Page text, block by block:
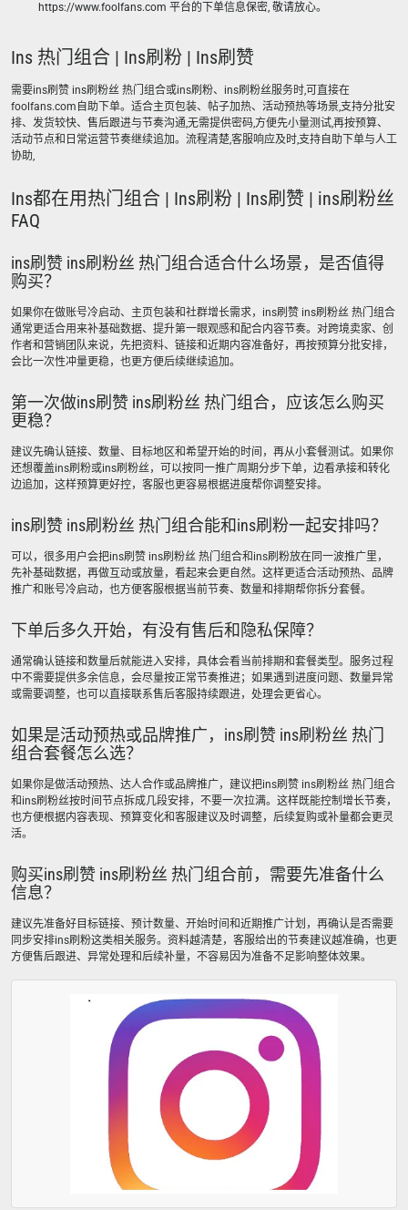
https://www.foolfans.com 平台的下单信息保密, 敬请放心。
Ins 热门组合 | Ins刷粉 | Ins刷赞
需要ins刷赞 ins刷粉丝 热门组合或ins刷粉、ins刷粉丝服务时,可直接在
foolfans.com自助下单。适合主页包装、帖子加热、活动预热等场景,支持分批安
排、发货较快、售后跟进与节奏沟通,无需提供密码,方便先小量测试,再按预算、
活动节点和日常运营节奏继续追加。流程清楚,客服响应及时,支持自助下单与人工
协助,
Ins都在用热门组合 | Ins刷粉 | Ins刷赞 | ins刷粉丝
FAQ
ins刷赞 ins刷粉丝 热门组合适合什么场景，是否值得
购买？
如果你在做账号冷启动、主页包装和社群增长需求，ins刷赞 ins刷粉丝 热门组合
通常更适合用来补基础数据、提升第一眼观感和配合内容节奏。对跨境卖家、创
作者和营销团队来说，先把资料、链接和近期内容准备好，再按预算分批安排，
会比一次性冲量更稳，也更方便后续继续追加。
第一次做ins刷赞 ins刷粉丝 热门组合，应该怎么购买
更稳？
建议先确认链接、数量、目标地区和希望开始的时间，再从小套餐测试。如果你
还想覆盖ins刷粉或ins刷粉丝，可以按同一推广周期分步下单，边看承接和转化
边追加，这样预算更好控，客服也更容易根据进度帮你调整安排。
ins刷赞 ins刷粉丝 热门组合能和ins刷粉一起安排吗？
可以，很多用户会把ins刷赞 ins刷粉丝 热门组合和ins刷粉放在同一波推广里，
先补基础数据，再做互动或放量，看起来会更自然。这样更适合活动预热、品牌
推广和账号冷启动，也方便客服根据当前节奏、数量和排期帮你拆分套餐。
下单后多久开始，有没有售后和隐私保障？
通常确认链接和数量后就能进入安排，具体会看当前排期和套餐类型。服务过程
中不需要提供多余信息，会尽量按正常节奏推进；如果遇到进度问题、数量异常
或需要调整，也可以直接联系售后客服持续跟进，处理会更省心。
如果是活动预热或品牌推广，ins刷赞 ins刷粉丝 热门
组合套餐怎么选？
如果你是做活动预热、达人合作或品牌推广，建议把ins刷赞 ins刷粉丝 热门组合
和ins刷粉丝按时间节点拆成几段安排，不要一次拉满。这样既能控制增长节奏，
也方便根据内容表现、预算变化和客服建议及时调整，后续复购或补量都会更灵
活。
购买ins刷赞 ins刷粉丝 热门组合前，需要先准备什么
信息？
建议先准备好目标链接、预计数量、开始时间和近期推广计划，再确认是否需要
同步安排ins刷粉这类相关服务。资料越清楚，客服给出的节奏建议越准确，也更
方便售后跟进、异常处理和后续补量，不容易因为准备不足影响整体效果。